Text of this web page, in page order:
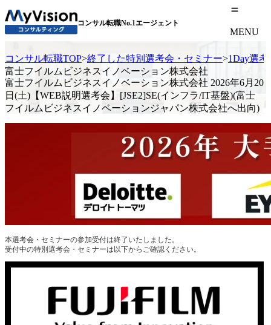
コンサル転職No.1エージェント
MENU
コンサル転職TOP>終了した特別選考会・セミナー>1Day選考
富士フイルムビジネスイノベーション株式会社
富士フイルムビジネスイノベーション株式会社 2026年6月20
日(土)【WEB説明選考会】[JSE2]SE(インフラ/IT基盤)(富士
フイルムビジネスイノベーションジャパン株式会社へ出向)
本選考会・セミナーの参加受付は終了いたしました。
受付中の特別選考会・セミナーは以下からご確認ください。